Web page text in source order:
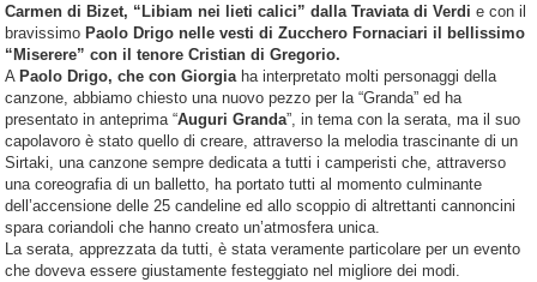
Carmen di Bizet, “Libiam nei lieti calici” dalla Traviata di Verdi e con il
bravissimo Paolo Drigo nelle vesti di Zucchero Fornaciari il bellissimo
“Miserere” con il tenore Cristian di Gregorio.
A Paolo Drigo, che con Giorgia ha interpretato molti personaggi della
canzone, abbiamo chiesto una nuovo pezzo per la “Granda” ed ha
presentato in anteprima “Auguri Granda”, in tema con la serata, ma il suo
capolavoro è stato quello di creare, attraverso la melodia trascinante di un
Sirtaki, una canzone sempre dedicata a tutti i camperisti che, attraverso
una coreografia di un balletto, ha portato tutti al momento culminante
dell’accensione delle 25 candeline ed allo scoppio di altrettanti cannoncini
spara coriandoli che hanno creato un’atmosfera unica.
La serata, apprezzata da tutti, è stata veramente particolare per un evento
che doveva essere giustamente festeggiato nel migliore dei modi.